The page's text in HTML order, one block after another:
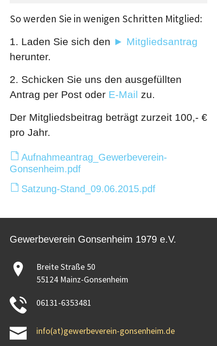
So werden Sie in wenigen Schritten Mitglied:
1. Laden Sie sich den ► Mitgliedsantrag
herunter.
2. Schicken Sie uns den ausgefüllten
Antrag per Post oder E-Mail zu.
Der Mitgliedsbeitrag beträgt zurzeit 100,- €
pro Jahr.
Aufnahmeantrag_Gewerbeverein-
Gonsenheim.pdf
Satzung-Stand_09.06.2015.pdf
Gewerbeverein Gonsenheim 1979 e.V.
Breite Straße 50
55124 Mainz-Gonsenheim
06131-6353481
info(at)gewerbeverein-gonsenheim.de